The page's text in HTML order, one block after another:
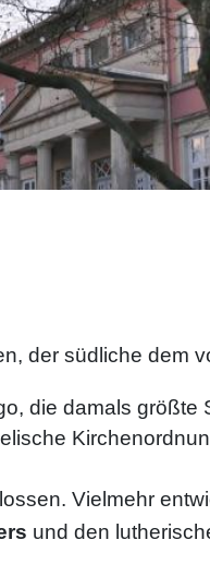
der südliche dem
die damals größte
Vielmehr
und den